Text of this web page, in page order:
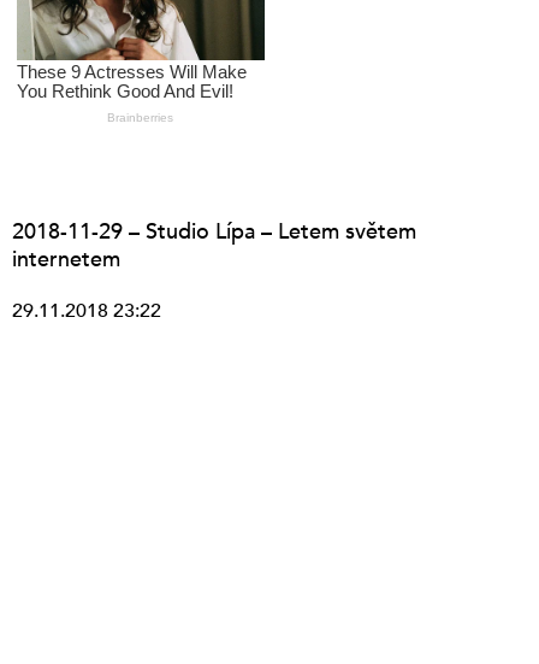
2018-11-29 – Studio Lípa – Letem světem
internetem
29.11.2018 23:22